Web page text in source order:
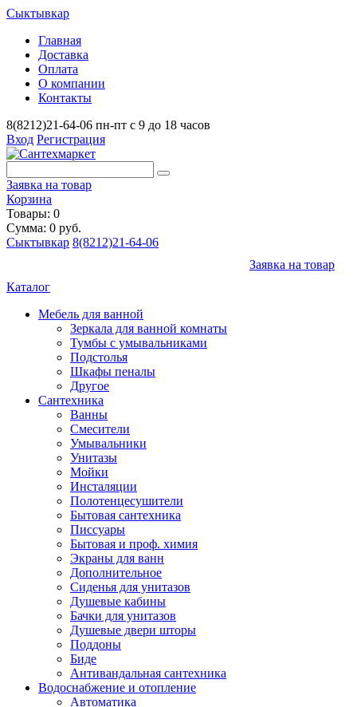
Сыктывкар
Главная
Доставка
Оплата
О компании
Контакты
8(8212)21-64-06 пн-пт с 9 до 18 часов
Вход Регистрация
Заявка на товар
Корзина
Товары: 0
Сумма: 0 руб.
Сыктывкар 8(8212)21-64-06
Заявка на товар
Каталог
Мебель для ванной
Зеркала для ванной комнаты
Тумбы с умывальниками
Подстолья
Шкафы пеналы
Другое
Сантехника
Ванны
Смесители
Умывальники
Унитазы
Мойки
Инсталяции
Полотенцесушители
Бытовая сантехника
Писсуары
Бытовая и проф. химия
Экраны для ванн
Дополнительное
Сиденья для унитазов
Душевые кабины
Бачки для унитазов
Душевые двери шторы
Поддоны
Биде
Антивандальная сантехника
Водоснабжение и отопление
Автоматика